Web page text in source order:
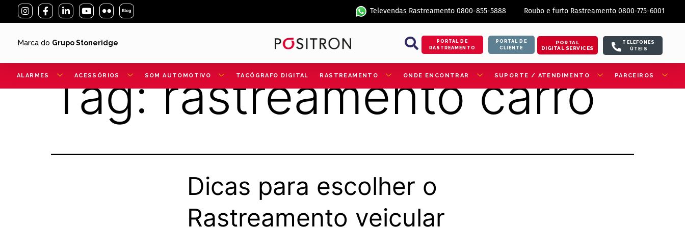
Televendas Rastreamento 0800-855-5888 Roubo e furto Rastreamento 0800-775-6001
Marca do Grupo Stoneridge
PORTAL DE
RASTREAMENTO
PORTAL DE
CLIENTE
PORTAL
DIGITAL SERVICES
TELEFONES
ÚTEIS
ALARMES ACESSÓRIOS SOM AUTOMOTIVO TACÓGRAFO DIGITAL RASTREAMENTO ONDE ENCONTRAR SUPORTE / ATENDIMENTO PARCEIROS
Tag:rastreamento carro
Dicas para escolher o
Rastreamento veicular